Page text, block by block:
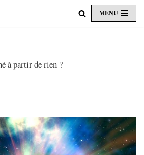
MENU
à partir de rien ?